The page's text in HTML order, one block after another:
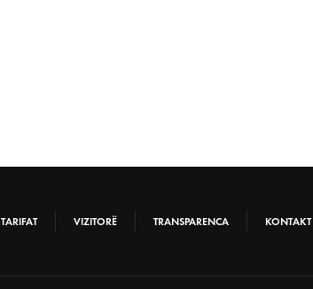
TARIFAT VIZITORË TRANSPARENCA KONTAKT